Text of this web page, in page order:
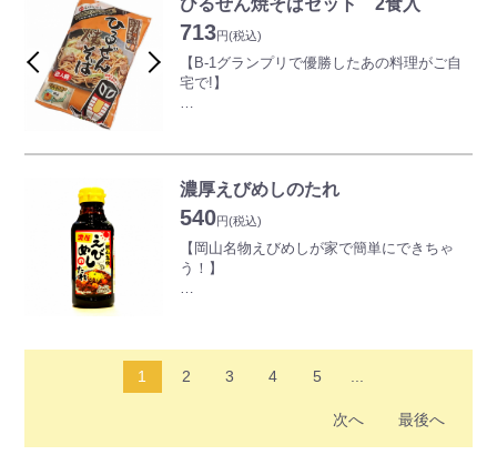
箱を開けて、そのままレンジ加熱でお手頃
に。
お湯でも温められます。(お湯の場合は箱か
でほろほろにした和牛丼、是非ご賞味くださ
い。
ひるぜん焼そばセット 2食入
713円(税込)
【B-1グランプリで優勝したあの料理がご自
宅で!】
フライパンで炒めるだけで簡単に調理できま
す。
※この商品には肉や野菜などの具材は入って
おりませんので、ご注意ください。
られていた味噌を使った焼きそばやジンギス
その中で、蒜山にあった食堂が、味噌をベー
濃厚えびめしのたれ
540円(税込)
【岡山名物えびめしが家で簡単にできちゃ
う！】
る岡山名物『えびめし』。
2021年に某大食い系YouTuberの方が紹介し
ルタイプが使いやすいと人気です。
見た目は真っ黒なチャーハンですが、コクが
1 2 3 4 5
次へ 最後へ